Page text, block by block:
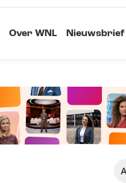
Over WNL Nieuwsbrief